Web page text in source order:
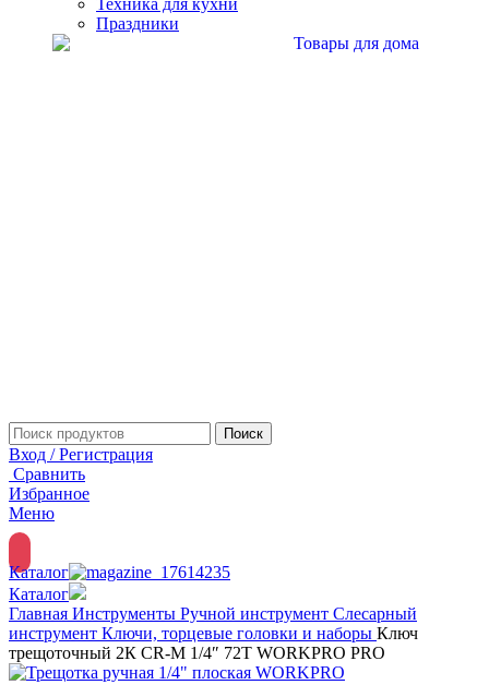
Техника для кухни
Праздники
Поиск
Вход / Регистрация
Сравнить
Избранное
Меню
Каталог
Каталог
Главная Инструменты Ручной инструмент Слесарный
инструмент Ключи, торцевые головки и наборы Ключ
трещоточный 2К CR-M 1/4″ 72Т WORKPRO PRO